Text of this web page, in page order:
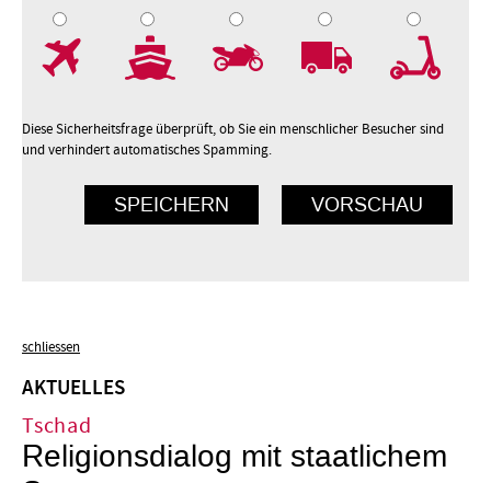
Diese Sicherheitsfrage überprüft, ob Sie ein menschlicher Besucher sind
und verhindert automatisches Spamming.
schliessen
AKTUELLES
Tschad
Religionsdialog mit staatlichem